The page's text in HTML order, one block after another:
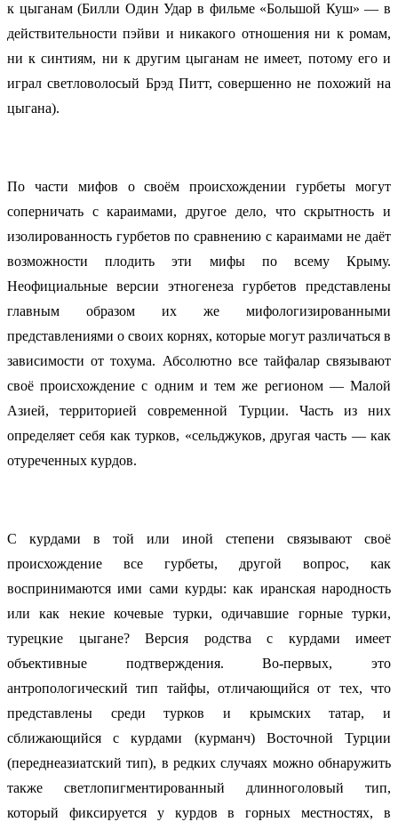
к цыганам (Билли Один Удар в фильме «Большой Куш» — в
действительности пэйви и никакого отношения ни к ромам,
ни к синтиям, ни к другим цыганам не имеет, потому его и
играл светловолосый Брэд Питт, совершенно не похожий на
цыгана).
По части мифов о своём происхождении гурбеты могут
соперничать с караимами, другое дело, что скрытность и
изолированность гурбетов по сравнению с караимами не даёт
возможности плодить эти мифы по всему Крыму.
Неофициальные версии этногенеза гурбетов представлены
главным образом их же мифологизированными
представлениями о своих корнях, которые могут различаться в
зависимости от тохума. Абсолютно все тайфалар связывают
своё происхождение с одним и тем же регионом — Малой
Азией, территорией современной Турции. Часть из них
определяет себя как турков, «сельджуков, другая часть — как
отуреченных курдов.
С курдами в той или иной степени связывают своё
происхождение все гурбеты, другой вопрос, как
воспринимаются ими сами курды: как иранская народность
или как некие кочевые турки, одичавшие горные турки,
турецкие цыгане? Версия родства с курдами имеет
объективные подтверждения. Во-первых, это
антропологический тип тайфы, отличающийся от тех, что
представлены среди турков и крымских татар, и
сближающийся с курдами (курманч) Восточной Турции
(переднеазиатский тип), в редких случаях можно обнаружить
также светлопигментированный длинноголовый тип,
который фиксируется у курдов в горных местностях, в